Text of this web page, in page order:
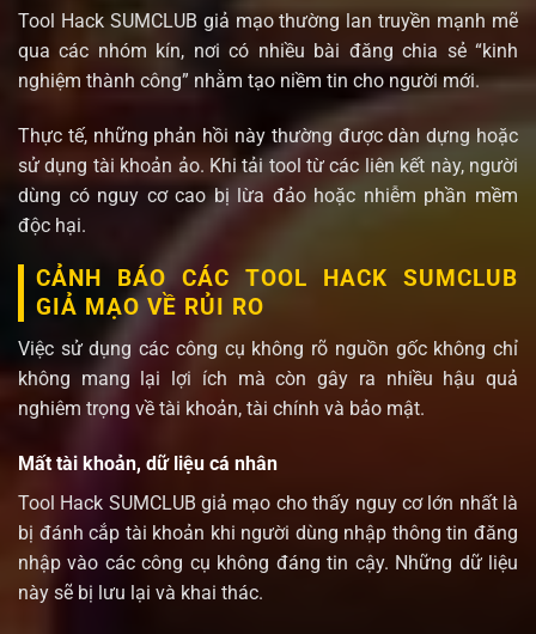
Tool Hack SUMCLUB giả mạo thường lan truyền mạnh mẽ
qua các nhóm kín, nơi có nhiều bài đăng chia sẻ “kinh
nghiệm thành công” nhằm tạo niềm tin cho người mới.
Thực tế, những phản hồi này thường được dàn dựng hoặc
sử dụng tài khoản ảo. Khi tải tool từ các liên kết này, người
dùng có nguy cơ cao bị lừa đảo hoặc nhiễm phần mềm
độc hại.
CẢNH BÁO CÁC TOOL HACK SUMCLUB
GIẢ MẠO VỀ RỦI RO
Việc sử dụng các công cụ không rõ nguồn gốc không chỉ
không mang lại lợi ích mà còn gây ra nhiều hậu quả
nghiêm trọng về tài khoản, tài chính và bảo mật.
Mất tài khoản, dữ liệu cá nhân
Tool Hack SUMCLUB giả mạo cho thấy nguy cơ lớn nhất là
bị đánh cắp tài khoản khi người dùng nhập thông tin đăng
nhập vào các công cụ không đáng tin cậy. Những dữ liệu
này sẽ bị lưu lại và khai thác.